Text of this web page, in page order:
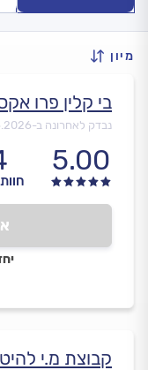
מיון
בי קלין פרו
נבדק לאחרונה ב-
5.00
קבוצת מ.י